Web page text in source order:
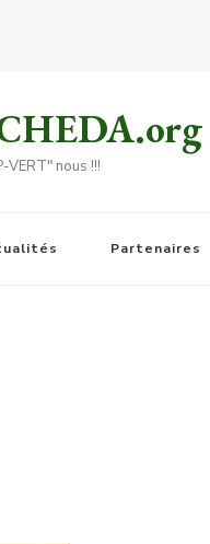
VERT" nous !!!
Partenaires